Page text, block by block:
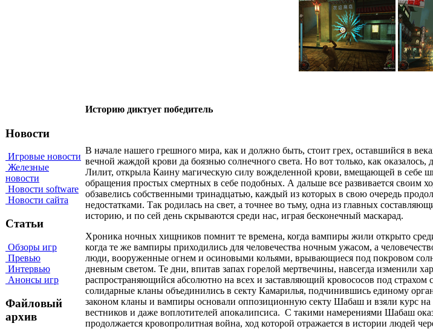
Новости
Игровые новости
Железные
новости
Новости software
Новости сайта
Статьи
Обзоры игр
Превью
Интервью
Анонсы игр
Файловый
архив
Историю диктует победитель
В начале нашего грешного мира, как и должно быть, стоит грех, оставшийся в
вечной жаждой крови да боязнью солнечного света. Но вот только, как
Лилит, открыла Каину магическую силу вожделенной крови, вмещающей в себе
обращения простых смертных в себе подобных. А дальше все развивается своим
обзавелись собственными тринадцатью, каждый из которых в свою очередь
недостатками. Так родилась на свет, а точнее во тьму, одна из главных
историю, и по сей день скрываются среди нас, играя бесконечный маскарад.
Хроника ночных хищников помнит те времена, когда вампиры жили открыто
когда те же вампиры приходились для человечества ночным ужасом, а
люди, вооруженные огнем и осиновыми кольями, врывающиеся под покровом
дневным светом. Те дни, впитав запах горелой мертвечины, навсегда изменили
распространяющийся абсолютно на всех и заставляющий кровососов под
солидарные кланы объединились в секту Камарилья, подчинившись единому
законом кланы и вампиры основали оппозиционную секту Шабаш и взяли курс
вестников и даже воплотителей апокалипсиса. С такими намерениями Шабаш
продолжается кровопролитная война, ход которой отражается в истории людей